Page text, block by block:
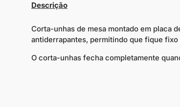
Descrição
Corta-unhas de mesa montado em placa
antiderrapantes, permitindo que fique
O corta-unhas fecha completamente